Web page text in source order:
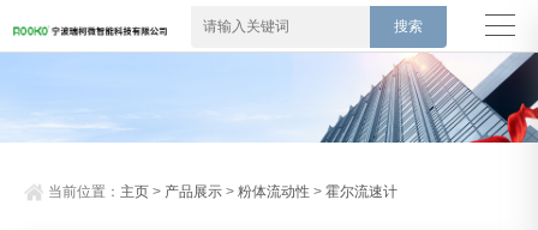
当前位置： 主页 > 产品展示 >粉体流动性 >霍尔流速计